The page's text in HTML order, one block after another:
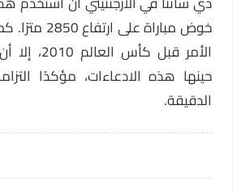
خوض مباراة على
الأمر قبل كأس
حينها هذه الادعاءات، مؤكدًا التزامه
الدقيقة.